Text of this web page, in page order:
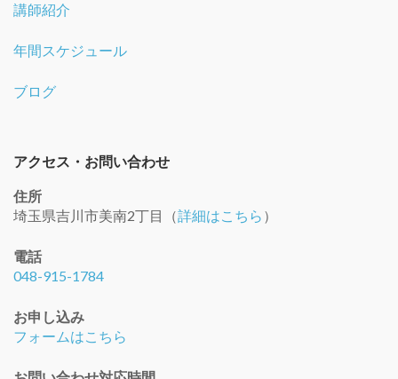
講師紹介
年間スケジュール
ブログ
アクセス・お問い合わせ
住所
埼玉県吉川市美南2丁目（詳細はこちら ）
電話
048-915-1784
お申し込み
フォームはこちら